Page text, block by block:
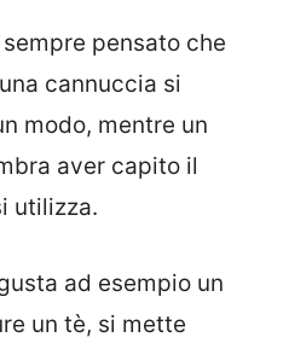
pensato che
cannuccia si
modo, mentre un
aver capito il
utilizza.
ad esempio un
un tè, si mette